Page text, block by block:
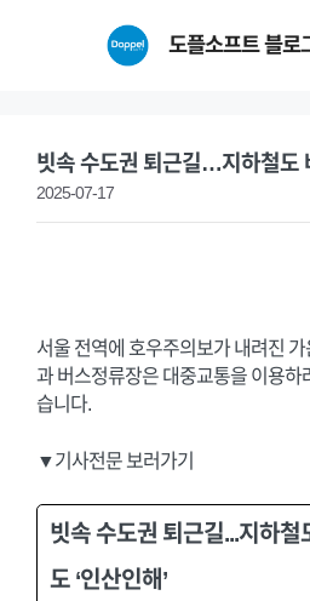
도플소프트 블로
빗속 수도권 퇴근길…지하철도
2025-07-17
서울 전역에 호우주의보가 내려진
과 버스정류장은 대중교통을 이용하
습니다.
▼기사전문 보러가기
빗속 수도권 퇴근길...지하철
도 ‘인산인해’